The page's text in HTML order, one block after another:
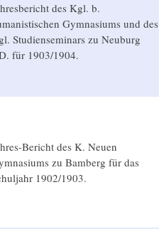
des Kgl. b.
Gymnasiums und des
Studienseminars zu Neuburg
für 1903/1904.
Bericht des K. Neuen
zu Bamberg für das
1902/1903.